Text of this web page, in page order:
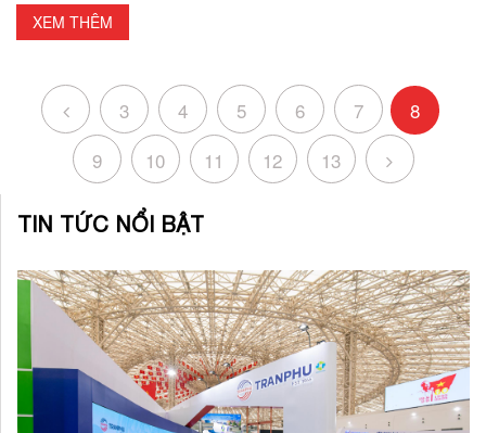
XEM THÊM
3 4 5 6 7
8
9
10 11 12 13
TIN TỨC NỔI BẬT